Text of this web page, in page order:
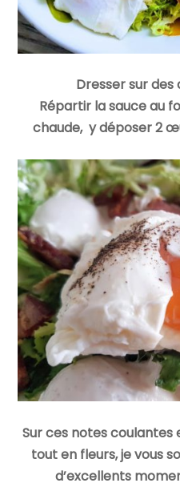
Dresser sur
Répartir la sauce au
chaude, y déposer 2
Sur ces notes coulantes
tout en fleurs, je vous
d’excellents